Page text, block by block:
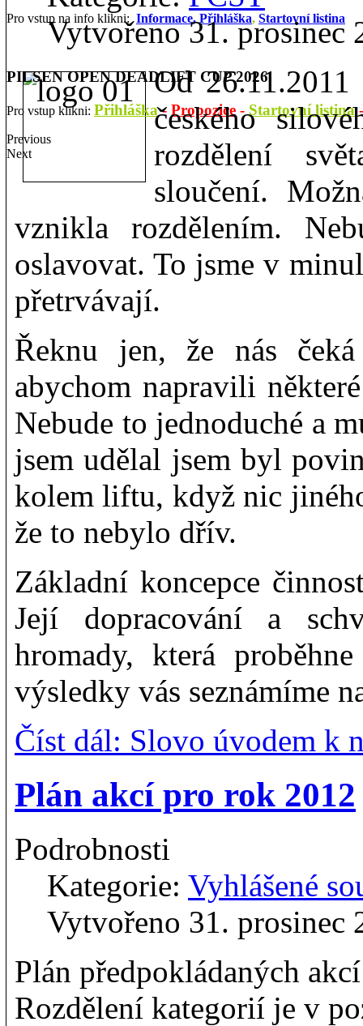
Pro vstup na info klikni: Informace, Přihláška, Startovní listina
PILSEN OPEN DEADLIFT CUP 2026
Pro vstup klikni: Přihláška- Propozice - Startovní listina
Previous
Next
Vytvořeno 31. prosinec
Od
českého
rozdělení
sloučení.
vznikla rozdělením.
oslavovat. To jsme v
přetrvávají.
Řeknu jen, že nás
abychom napravili
Nebude to jednoduché a
jsem udělal jsem byl
kolem liftu, když nic
že to nebylo dřív.
Základní koncepce
Její dopracování a
hromady, která
výsledky vás seznámíme
Číst dál: Slovo úvodem k
Plán akcí pro rok 2012
Podrobnosti
Kategorie: Vyhlášené
Vytvořeno 31. prosinec
Plán předpokládaných
Rozdělení kategorií je v